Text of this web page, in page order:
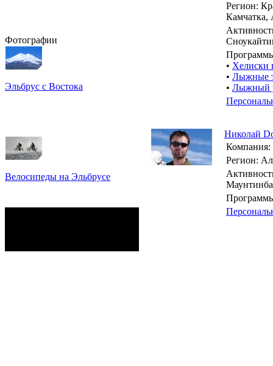
Фотографии
Эльбрус с Востока
Велосипеды на Эльбрусе
Регион:
Камчатка,
• Хелиски
• Лыжные
• Лыжный
Николай
Компания:
Регион: